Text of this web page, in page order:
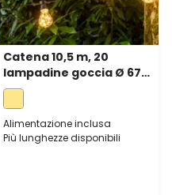
Catena 10,5 m, 20
lampadine goccia Ø 67
mm, 200 microled
bianco caldo, cavo nero
Alimentazione inclusa
Più lunghezze disponibili